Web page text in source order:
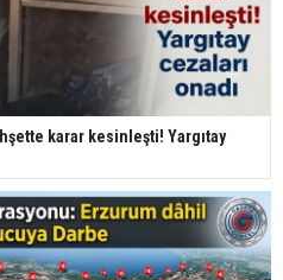
karar kesinleşti! Yargıtay